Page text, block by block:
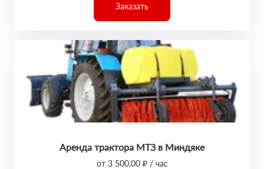
Заказать
Аренда трактора МТЗ в Миндяке
от 3 500,00 ₽ / час